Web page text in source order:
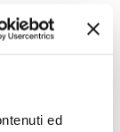
ed